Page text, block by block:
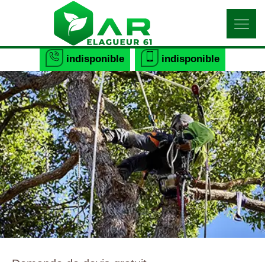
indisponible indisponible